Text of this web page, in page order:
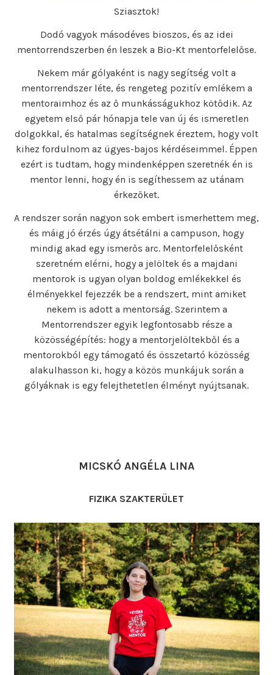
Sziasztok!
Dodó vagyok másodéves bioszos, és az idei
mentorrendszerben én leszek a Bio-Kt mentorfelelőse.
Nekem már gólyaként is nagy segítség volt a
mentorrendszer léte, és rengeteg pozitív emlékem a
mentoraimhoz és az ő munkásságukhoz kötődik. Az
egyetem első pár hónapja tele van új és ismeretlen
dolgokkal, és hatalmas segítségnek éreztem, hogy volt
kihez fordulnom az ügyes-bajos kérdéseimmel. Éppen
ezért is tudtam, hogy mindenképpen szeretnék én is
mentor lenni, hogy én is segíthessem az utánam
érkezőket.
A rendszer során nagyon sok embert ismerhettem meg,
és máig jó érzés úgy átsétálni a campuson, hogy
mindig akad egy ismerős arc. Mentorfelelősként
szeretném elérni, hogy a jelöltek és a majdani
mentorok is ugyan olyan boldog emlékekkel és
élményekkel fejezzék be a rendszert, mint amiket
nekem is adott a mentorság. Szerintem a
Mentorrendszer egyik legfontosabb része a
közösségépítés: hogy a mentorjelöltekből és a
mentorokból egy támogató és összetartó közösség
alakulhasson ki, hogy a közös munkájuk során a
gólyáknak is egy felejthetetlen élményt nyújtsanak.
MICSKÓ ANGÉLA LINA
FIZIKA SZAKTERÜLET